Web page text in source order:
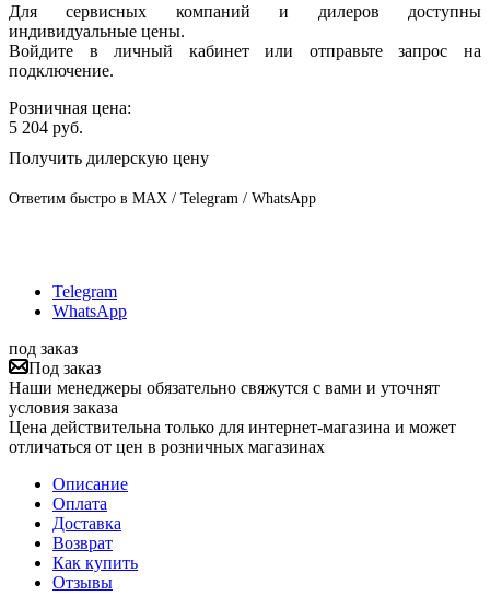
Для сервисных компаний и дилеров доступны
индивидуальные цены.
Войдите в личный кабинет или отправьте запрос на
подключение.
Розничная цена:
5 204 руб.
Получить дилерскую цену
Ответим быстро в MAX / Telegram / WhatsApp
Telegram
WhatsApp
под заказ
Под заказ
Наши менеджеры обязательно свяжутся с вами и уточнят
условия заказа
Цена действительна только для интернет-магазина и может
отличаться от цен в розничных магазинах
Описание
Оплата
Доставка
Возврат
Как купить
Отзывы